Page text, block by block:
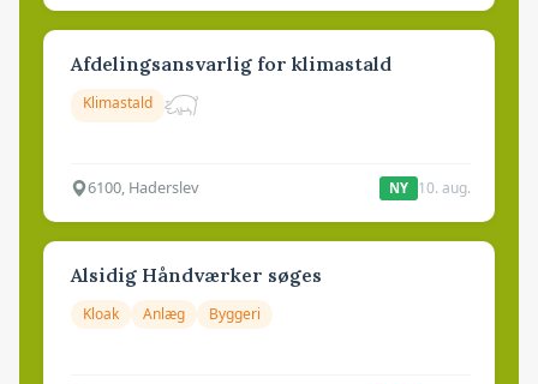
Afdelingsansvarlig for klimastald
Klimastald
6100, Haderslev NY 10. aug.
Alsidig Håndværker søges
Kloak Anlæg Byggeri